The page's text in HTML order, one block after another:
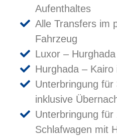
Aufenthaltes
Alle Transfers im
Fahrzeug
Luxor –
Hurghada –
Unterbringung
inklusive
Unterbringung für
Schlafwagen mit